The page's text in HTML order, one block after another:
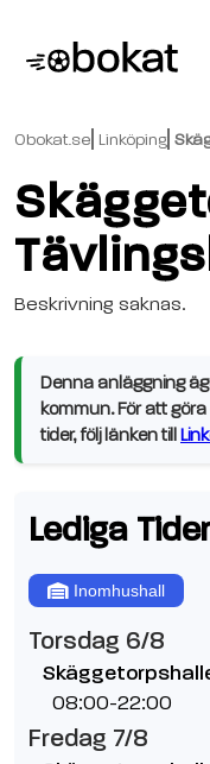
Obokat.se Linköping
Beskrivning saknas.
Denna anläggning
kommun. För att
tider, följ länken till
Lediga Tider
Inomhushall
Torsdag 6/8
08:00-22:00
Fredag 7/8